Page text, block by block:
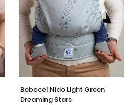
Bobocel Nido Light Green
Dreaming Stars